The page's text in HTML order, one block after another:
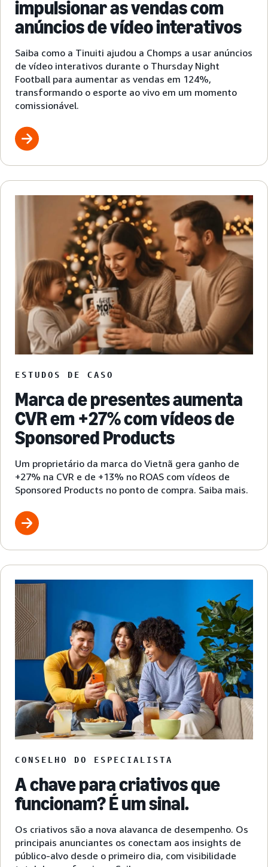
impulsionar as vendas com
anúncios de vídeo interativos
Saiba como a Tinuiti ajudou a Chomps a usar anúncios
de vídeo interativos durante o Thursday Night
Football para aumentar as vendas em 124%,
transformando o esporte ao vivo em um momento
comissionável.
ESTUDOS DE CASO
Marca de presentes aumenta
CVR em +27% com vídeos de
Sponsored Products
Um proprietário da marca do Vietnã gera ganho de
+27% na CVR e de +13% no ROAS com vídeos de
Sponsored Products no ponto de compra. Saiba mais.
CONSELHO DO ESPECIALISTA
A chave para criativos que
funcionam? É um sinal.
Os criativos são a nova alavanca de desempenho. Os
principais anunciantes os conectam aos insights de
público-alvo desde o primeiro dia, com visibilidade